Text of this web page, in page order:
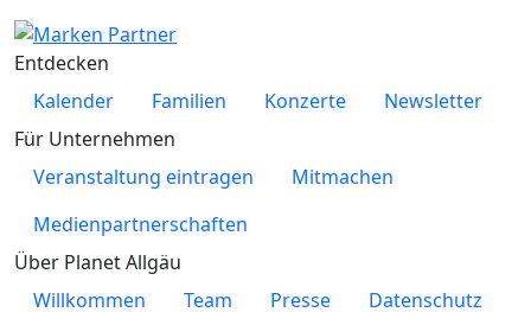
Entdecken
Kalender
Familien Konzerte
Newsletter
Für Unternehmen
Veranstaltung eintragen
Mitmachen
Medienpartnerschaften
Über Planet Allgäu
Willkommen
Team Presse
Datenschutz